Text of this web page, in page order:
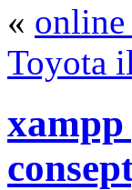
« online
Toyota